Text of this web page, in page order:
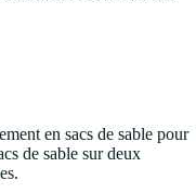
en sacs de sable pour
de sable sur deux